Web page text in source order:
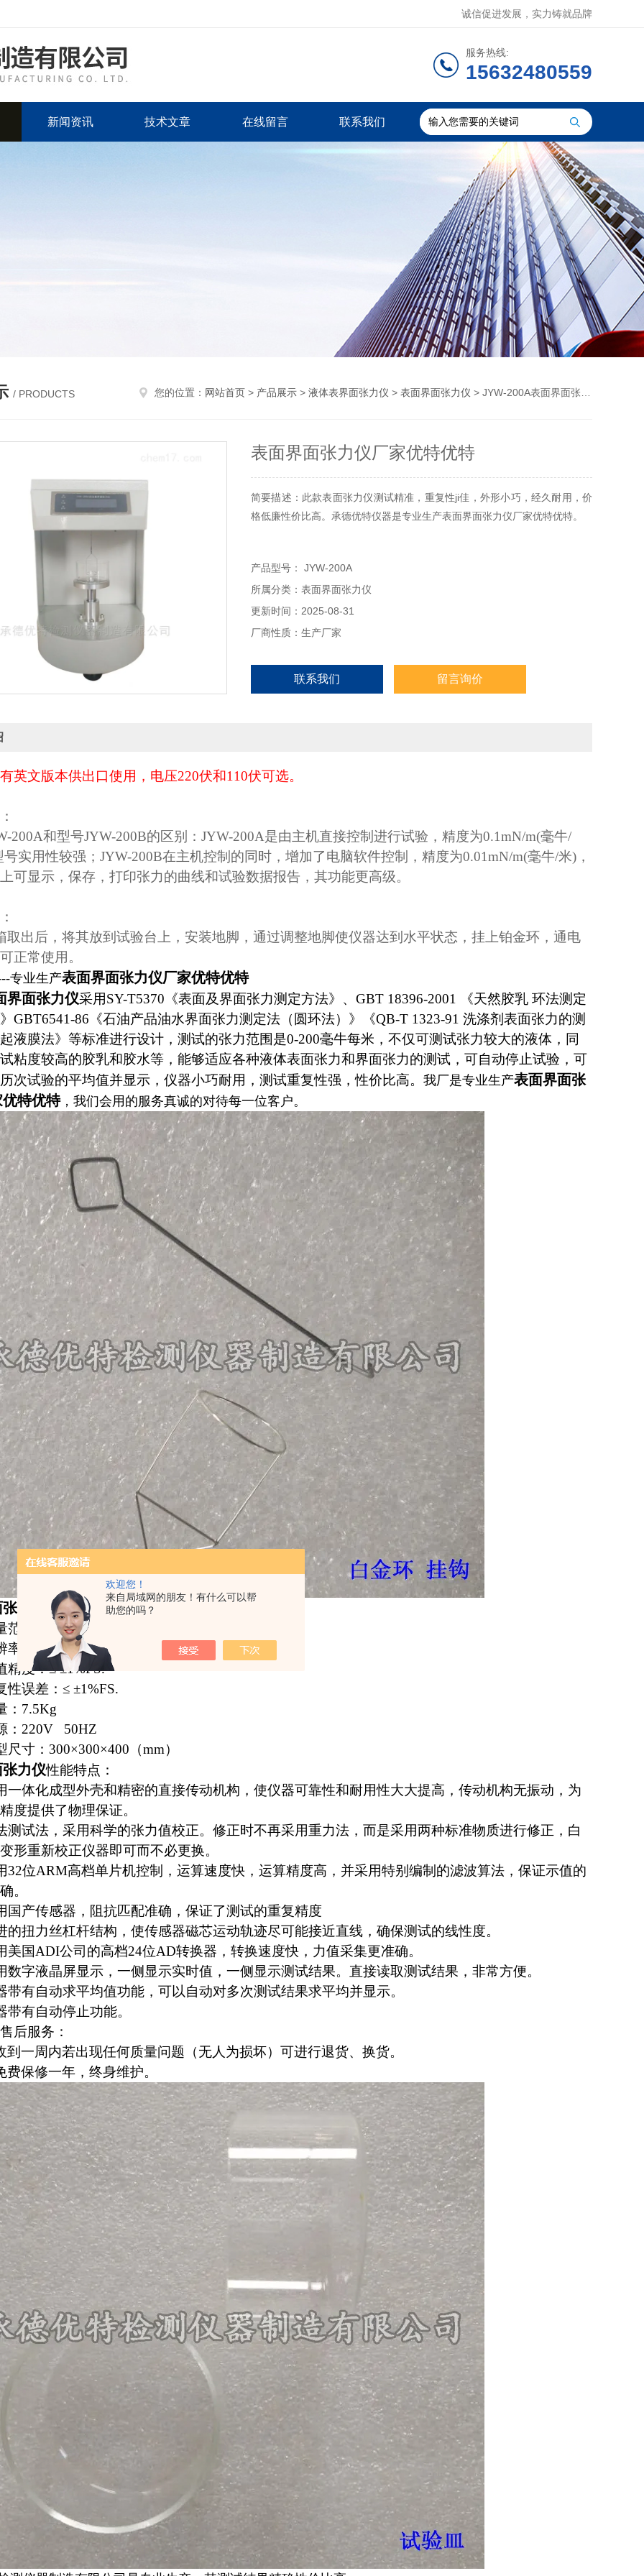
欢迎您！
来自局域网的朋友！有什么可以帮
助您的吗？
诚信促进发展，实力铸就品牌
服务热线:
15632480559
新闻资讯 技术文章 在线留言 联系我们
/ PRODUCTS 您的位置： 网站首页 > 产品展示 > 液体表界面张力仪 > 表面界面张力仪 > JYW-200A表面界面张力仪厂家优特优特
表面界面张力仪厂家优特优特
简要描述：此款表面张力仪测试精准，重复性ji佳，外形小巧，经久耐用，价
格低廉性价比高。承德优特仪器是专业生产表面界面张力仪厂家优特优特。
产品型号： JYW-200A
所属分类：表面界面张力仪
更新时间：2025-08-31
厂商性质：生产厂家
联系我们 留言询价
英文版本供出口使用，电压220伏和110伏可选。
200A和型号JYW-200B的区别：JYW-200A是由主机直接控制进行试验，精度为0.1mN/m(毫牛/
实用性较强；JYW-200B在主机控制的同时，增加了电脑软件控制，精度为0.01mN/m(毫牛/米)，
可显示，保存，打印张力的曲线和试验数据报告，其功能更高级。
出后，将其放到试验台上，安装地脚，通过调整地脚使仪器达到水平状态，挂上铂金环，通电
正常使用。
专业生产表面界面张力仪厂家优特优特
界面张力仪采用SY-T5370《表面及界面张力测定方法》、GBT 18396-2001 《天然胶乳 环法测定
GBT6541-86《石油产品油水界面张力测定法（圆环法）》《QB-T 1323-91 洗涤剂表面张力的测
液膜法》等标准进行设计，测试的张力范围是0-200毫牛每米，不仅可测试张力较大的液体，同
粘度较高的胶乳和胶水等，能够适应各种液体表面张力和界面张力的测试，可自动停止试验，可
次试验的平均值并显示，仪器小巧耐用，测试重复性强，性价比高。 我厂是专业生产表面界面张
特优特，我们会用的服务真诚的对待每一位客户。
力仪
技术参数：
围：0～200.0mN/m
：0.1mN/m
度：≤ ±1%FS.
误差：≤ ±1%FS.
7.5Kg
220V 50HZ
寸：300×300×400（mm）
力仪性能特点：
一体化成型外壳和精密的直接传动机构，使仪器可靠性和耐用性大大提高，传动机构无振动，为
度提供了物理保证。
试法，采用科学的张力值校正。修正时不再采用重力法，而是采用两种标准物质进行修正，白
形重新校正仪器即可而不必更换。
位ARM高档单片机控制，运算速度快，运算精度高，并采用特别编制的滤波算法，保证示值的
。
国产传感器，阻抗匹配准确，保证了测试的重复精度
扭力丝杠杆结构，使传感器磁芯运动轨迹尽可能接近直线，确保测试的线性度。
美国ADI公司的高档24位AD转换器，转换速度快，力值采集更准确。
数字液晶屏显示，一侧显示实时值，一侧显示测试结果。直接读取测试结果，非常方便。
有自动求平均值功能，可以自动对多次测试结果求平均并显示。
带有自动停止功能。
后服务：
到一周内若出现任何质量问题（无人为损坏）可进行退货、换货。
费保修一年，终身维护。